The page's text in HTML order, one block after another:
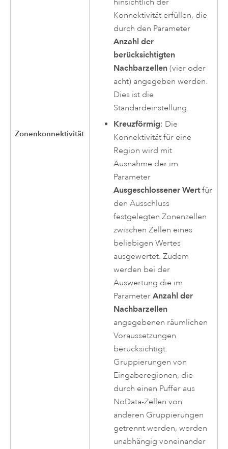
Zonenkonnektivität
Konnektivität erfüllen, die
durch den Parameter
Anzahl der
berücksichtigten
Nachbarzellen (vier oder
acht) angegeben werden.
Dies ist die
Standardeinstellung.
Kreuzförmig: Die
Konnektivität für eine
Region wird mit
Ausnahme der im
Parameter
Ausgeschlossener Wertfür
den Ausschluss
festgelegten Zonenzellen
zwischen Zellen eines
beliebigen Wertes
ausgewertet. Zudem
werden bei der
Auswertung die im
ParameterAnzahl der
Nachbarzellen
angegebenen räumlichen
Voraussetzungen
berücksichtigt.
Gruppierungen von
Eingaberegionen, die
durch einen Puffer aus
NoData-Zellen von
anderen Gruppierungen
getrennt werden, werden
unabhängig voneinander